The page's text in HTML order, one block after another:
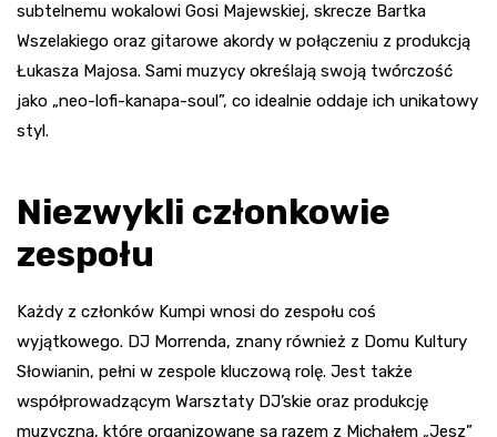
subtelnemu wokalowi Gosi Majewskiej, skrecze Bartka
Wszelakiego oraz gitarowe akordy w połączeniu z produkcją
Łukasza Majosa. Sami muzycy określają swoją twórczość
jako „neo-lofi-kanapa-soul”, co idealnie oddaje ich unikatowy
styl.
Niezwykli członkowie
zespołu
Każdy z członków Kumpi wnosi do zespołu coś
wyjątkowego. DJ Morrenda, znany również z Domu Kultury
Słowianin, pełni w zespole kluczową rolę. Jest także
współprowadzącym Warsztaty DJ’skie oraz produkcję
muzyczną, które organizowane są razem z Michałem „Jesz”